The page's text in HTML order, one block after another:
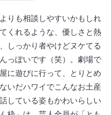
りも相談しやすいかもしれ
くれるような、優しさと熱
しっかり者やけどヌケてる
っぽいです（笑）。劇場で
に遊びに行って、とりとめ
いだハワイでこんなお土産
している姿もかわいらしい